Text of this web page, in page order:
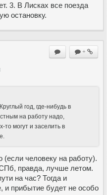
3. В Лисках все поезда
остановку.
+
год, где-нибудь в
на работу надо,
могут и заселить в
(если человеку на работу).
правда, лучше летом.
на час? Тогда и
и прибытие будет не особо